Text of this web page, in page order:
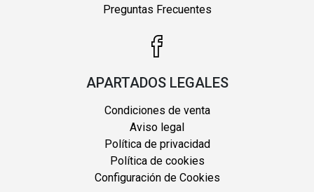
Preguntas Frecuentes
APARTADOS LEGALES
Condiciones de venta
Aviso legal
Política de privacidad
Política de cookies
Configuración de Cookies